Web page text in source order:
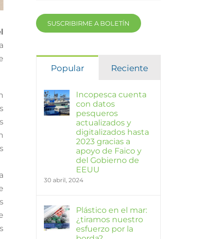
SUSCRIBIRME A BOLETÍN
Popular Reciente
Incopesca cuenta
con datos
pesqueros
actualizados y
digitalizados hasta
2023 gracias a
apoyo de Faico y
del Gobierno de
EEUU
30 abril, 2024
Plástico en el mar:
¿tiramos nuestro
esfuerzo por la